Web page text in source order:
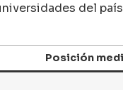
del
Posición